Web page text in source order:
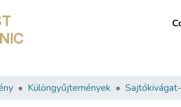
Különgyűjtemények